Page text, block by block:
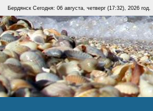
Бердянск Сегодня: 06 августа, четверг (17:32), 2026 год.